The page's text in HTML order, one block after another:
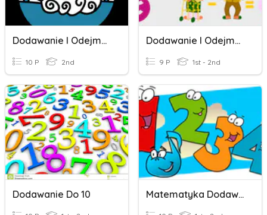
Dodawanie I Odejmowanie
10 P 2nd
Dodawanie I Odejmowanie
9 P 1st - 2nd
Dodawanie Do 10 Matematyka Dodawanie, Odejmowanie I Mnożenie